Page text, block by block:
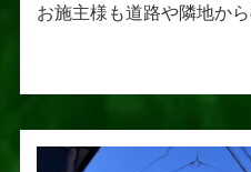
お施主様も道路や隣地か